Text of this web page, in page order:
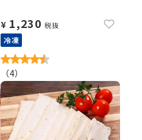
¥ 1,230 税抜
冷凍
（4）